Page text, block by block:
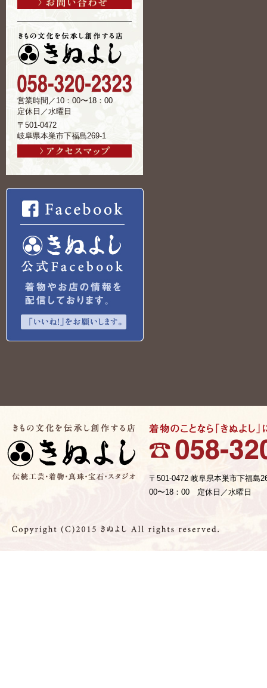
営業時間／10：00〜18：00
定休日／水曜日
〒501-0472
岐阜県本巣市下福島269-1
〒501-0472 岐阜県本巣市下福島
00〜18：00 定休日／水曜日